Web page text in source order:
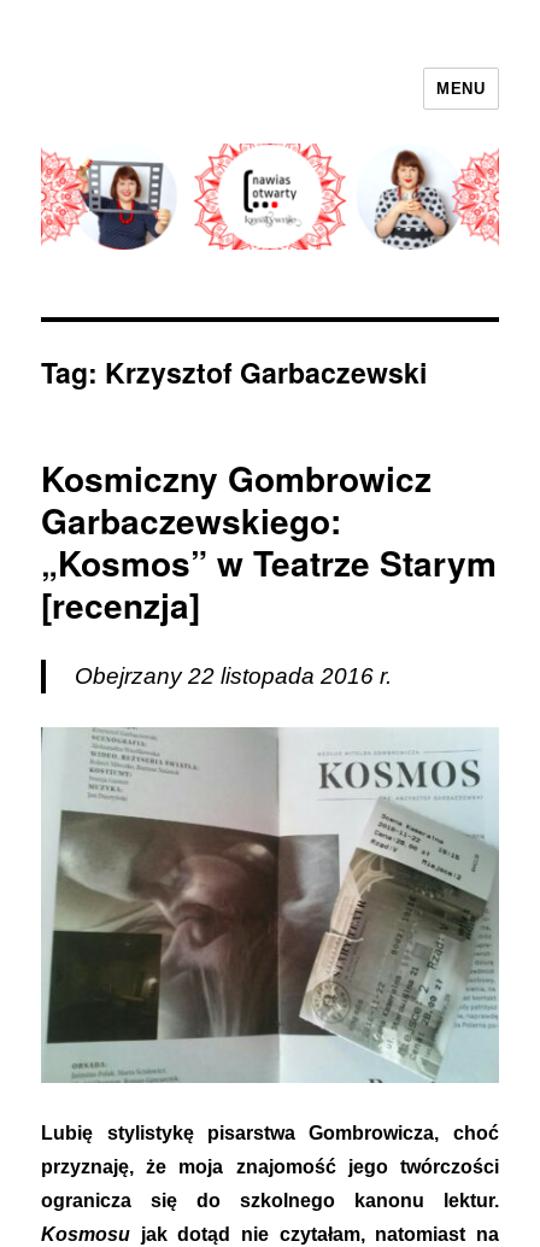
MENU
Tag: Krzysztof Garbaczewski
Kosmiczny Gombrowicz
Garbaczewskiego:
„Kosmos” w Teatrze Starym
[recenzja]
Obejrzany 22 listopada 2016 r.
Lubię stylistykę pisarstwa Gombrowicza, choć
przyznaję, że moja znajomość jego twórczości
ogranicza się do szkolnego kanonu lektur.
Kosmosu jak dotąd nie czytałam, natomiast na